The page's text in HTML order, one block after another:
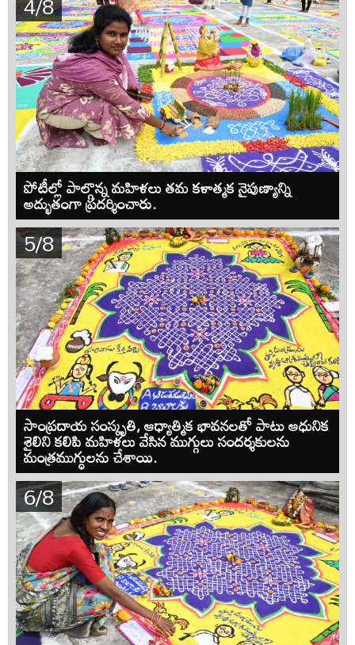
పోటీల్లో పాల్గొన్న మహిళలు తమ కళాత్మక నైపుణ్యాన్ని
అద్భుతంగా ప్రదర్శించారు.
5/8
సాంప్రదాయ సంస్కృతి, ఆధ్యాత్మిక భావనలతో పాటు ఆధునిక
శైలిని కలిపి మహిళలు వేసిన ముగ్గులు సందర్శకులను
మంత్రముగ్ధులను చేశాయి.
6/8